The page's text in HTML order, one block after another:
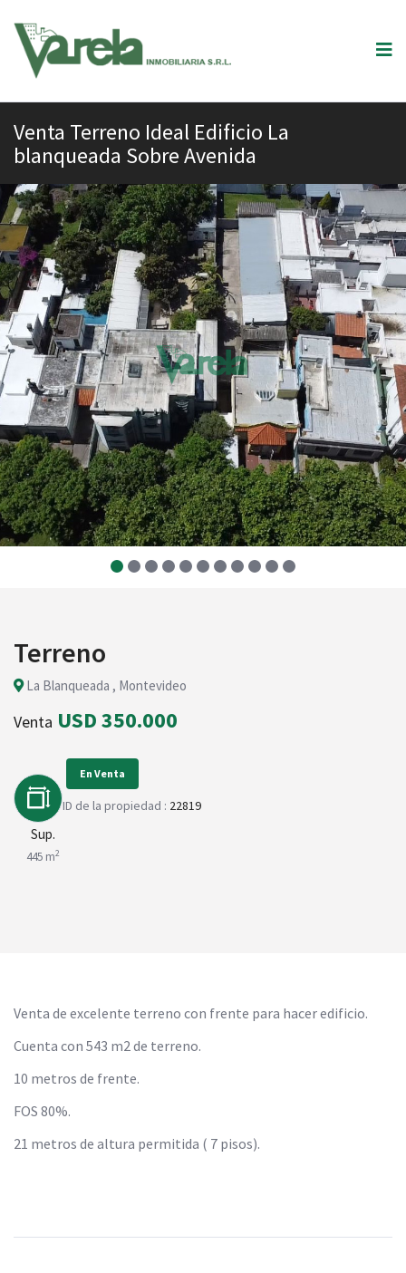
Venta Terreno Ideal Edificio La
blanqueada Sobre Avenida
Terreno
La Blanqueada , Montevideo
Venta USD 350.000
Sup.
445 m2
En Venta
ID de la propiedad : 22819
Venta de excelente terreno con frente para hacer edificio.
Cuenta con 543 m2 de terreno.
10 metros de frente.
FOS 80%.
21 metros de altura permitida ( 7 pisos).